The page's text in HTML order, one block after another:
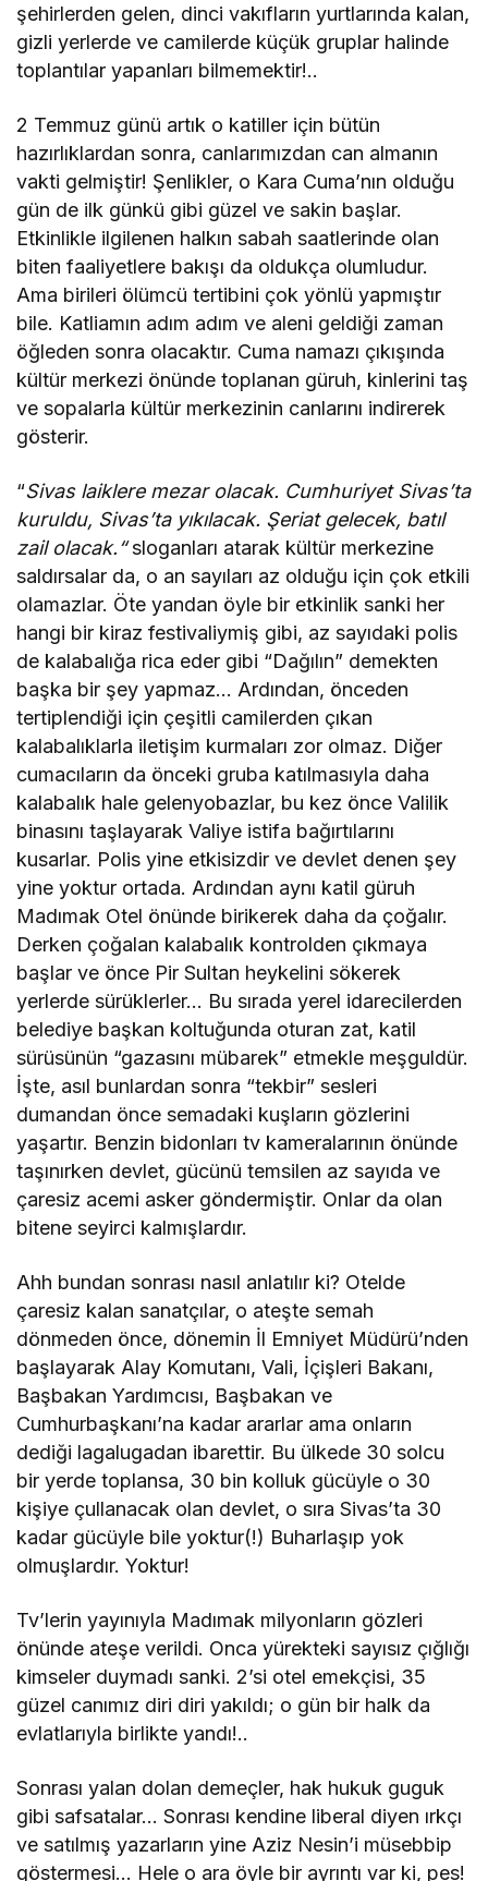
şehirlerden gelen, dinci vakıfların yurtlarında kalan,
gizli yerlerde ve camilerde küçük gruplar halinde
toplantılar yapanları bilmemektir!..
2 Temmuz günü artık o katiller için bütün
hazırlıklardan sonra, canlarımızdan can almanın
vakti gelmiştir! Şenlikler, o Kara Cuma’nın olduğu
gün de ilk günkü gibi güzel ve sakin başlar.
Etkinlikle ilgilenen halkın sabah saatlerinde olan
biten faaliyetlere bakışı da oldukça olumludur.
Ama birileri ölümcü tertibini çok yönlü yapmıştır
bile. Katliamın adım adım ve aleni geldiği zaman
öğleden sonra olacaktır. Cuma namazı çıkışında
kültür merkezi önünde toplanan güruh, kinlerini taş
ve sopalarla kültür merkezinin canlarını indirerek
gösterir.
“Sivas laiklere mezar olacak. Cumhuriyet Sivas’ta
kuruldu, Sivas’ta yıkılacak. Şeriat gelecek, batıl
zail olacak.“sloganları atarak kültür merkezine
saldırsalar da, o an sayıları az olduğu için çok etkili
olamazlar. Öte yandan öyle bir etkinlik sanki her
hangi bir kiraz festivaliymiş gibi, az sayıdaki polis
de kalabalığa rica eder gibi “Dağılın” demekten
başka bir şey yapmaz… Ardından, önceden
tertiplendiği için çeşitli camilerden çıkan
kalabalıklarla iletişim kurmaları zor olmaz. Diğer
cumacıların da önceki gruba katılmasıyla daha
kalabalık hale gelenyobazlar, bu kez önce Valilik
binasını taşlayarak Valiye istifa bağırtılarını
kusarlar. Polis yine etkisizdir ve devlet denen şey
yine yoktur ortada. Ardından aynı katil güruh
Madımak Otel önünde birikerek daha da çoğalır.
Derken çoğalan kalabalık kontrolden çıkmaya
başlar ve önce Pir Sultan heykelini sökerek
yerlerde sürüklerler… Bu sırada yerel idarecilerden
belediye başkan koltuğunda oturan zat, katil
sürüsünün “gazasını mübarek” etmekle meşguldür.
İşte, asıl bunlardan sonra “tekbir” sesleri
dumandan önce semadaki kuşların gözlerini
yaşartır. Benzin bidonları tv kameralarının önünde
taşınırken devlet, gücünü temsilen az sayıda ve
çaresiz acemi asker göndermiştir. Onlar da olan
bitene seyirci kalmışlardır.
Ahh bundan sonrası nasıl anlatılır ki? Otelde
çaresiz kalan sanatçılar, o ateşte semah
dönmeden önce, dönemin İl Emniyet Müdürü’nden
başlayarak Alay Komutanı, Vali, İçişleri Bakanı,
Başbakan Yardımcısı, Başbakan ve
Cumhurbaşkanı’na kadar ararlar ama onların
dediği lagalugadan ibarettir. Bu ülkede 30 solcu
bir yerde toplansa, 30 bin kolluk gücüyle o 30
kişiye çullanacak olan devlet, o sıra Sivas’ta 30
kadar gücüyle bile yoktur(!) Buharlaşıp yok
olmuşlardır. Yoktur!
Tv’lerin yayınıyla Madımak milyonların gözleri
önünde ateşe verildi. Onca yürekteki sayısız çığlığı
kimseler duymadı sanki. 2’si otel emekçisi, 35
güzel canımız diri diri yakıldı; o gün bir halk da
evlatlarıyla birlikte yandı!..
Sonrası yalan dolan demeçler, hak hukuk guguk
gibi safsatalar… Sonrası kendine liberal diyen ırkçı
ve satılmış yazarların yine Aziz Nesin’i müsebbip
göstermesi… Hele o ara öyle bir ayrıntı var ki, pes!